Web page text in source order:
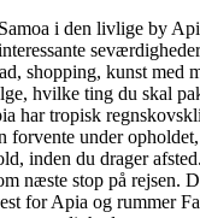
i den livlige by
shopping, kunst med
hvilke ting du skal
har tropisk
forvente under
inden du drager afsted.
næste stop på rejsen.
for Apia og rummer